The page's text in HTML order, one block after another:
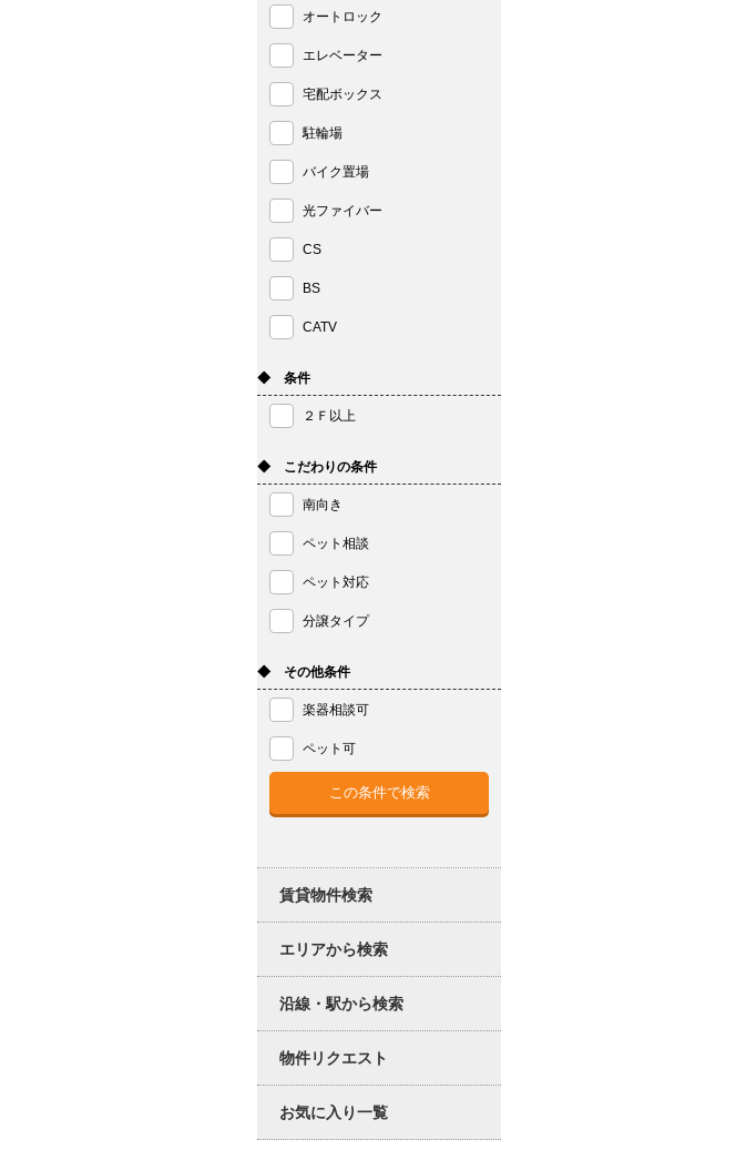
オートロック
エレベーター
宅配ボックス
駐輪場
バイク置場
光ファイバー
CS
BS
CATV
◆ 条件
２Ｆ以上
◆ こだわりの条件
南向き
ペット相談
ペット対応
分譲タイプ
◆ その他条件
楽器相談可
ペット可
賃貸物件検索
エリアから検索
沿線・駅から検索
物件リクエスト
お気に入り一覧